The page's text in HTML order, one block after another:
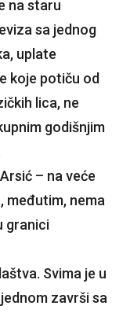
na staru
sa jednog
uplate
koje potiču od
lica, ne
godišnjim
– na veće
međutim, nema
granici
Svima je u
završi sa